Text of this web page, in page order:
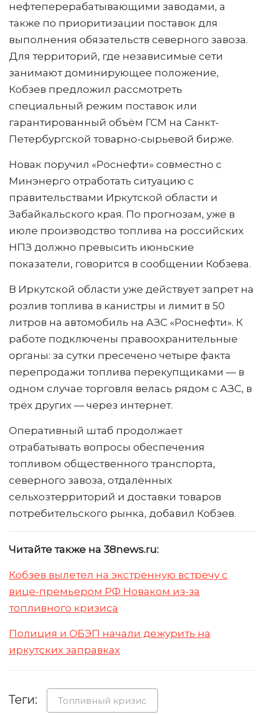
нефтеперерабатывающими заводами, а
также по приоритизации поставок для
выполнения обязательств северного завоза.
Для территорий, где независимые сети
занимают доминирующее положение,
Кобзев предложил рассмотреть
специальный режим поставок или
гарантированный объём ГСМ на Санкт-
Петербургской товарно-сырьевой бирже.
Новак поручил «Роснефти» совместно с
Минэнерго отработать ситуацию с
правительствами Иркутской области и
Забайкальского края. По прогнозам, уже в
июле производство топлива на российских
НПЗ должно превысить июньские
показатели, говорится в сообщении Кобзева.
В Иркутской области уже действует запрет на
розлив топлива в канистры и лимит в 50
литров на автомобиль на АЗС «Роснефти». К
работе подключены правоохранительные
органы: за сутки пресечено четыре факта
перепродажи топлива перекупщиками — в
одном случае торговля велась рядом с АЗС, в
трёх других — через интернет.
Оперативный штаб продолжает
отрабатывать вопросы обеспечения
топливом общественного транспорта,
северного завоза, отдалённых
сельхозтерриторий и доставки товаров
потребительского рынка, добавил Кобзев.
Читайте также на 38news.ru:
Кобзев вылетел на экстренную встречу с
вице-премьером РФ Новаком из-за
топливного кризиса
Полиция и ОБЭП начали дежурить на
иркутских заправках
Теги: Топливный кризис